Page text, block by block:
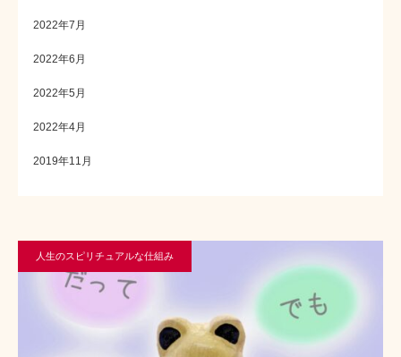
2022年7月
2022年6月
2022年5月
2022年4月
2019年11月
人生のスピリチュアルな仕組み